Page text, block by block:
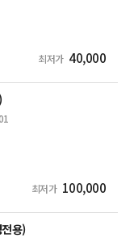
최저가 40,000
최저가 100,000
용)